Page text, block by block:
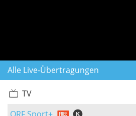
Alle Live-Übertragungen
TV